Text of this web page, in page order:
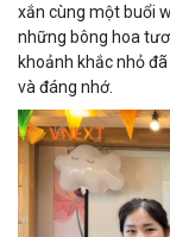
xắn cùng một buổi
những bông hoa
khoảnh khắc nhỏ
và đáng nhớ.